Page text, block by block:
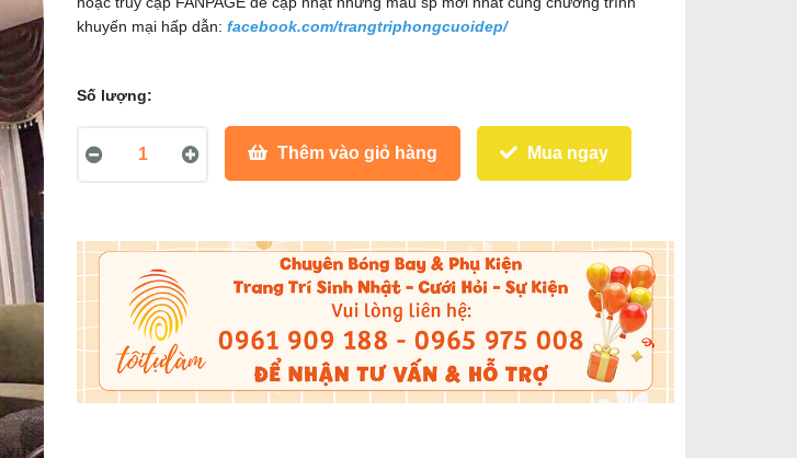
khuyến mại hấp dẫn: facebook.com/trangtriphongcuoidep/
Số lượng:
Thêm vào giỏ hàng Mua ngay